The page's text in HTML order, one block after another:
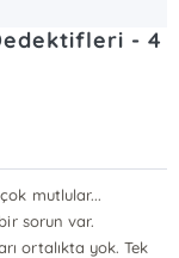
- 4
mutlular...
sorun var.
ortalıkta yok. Tek